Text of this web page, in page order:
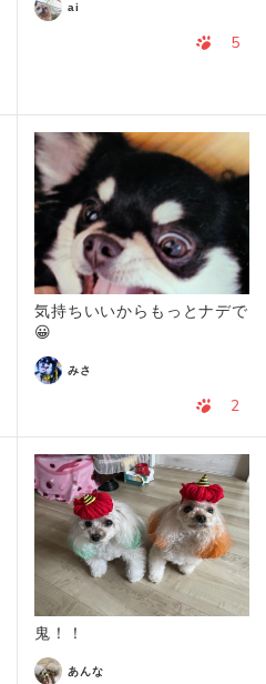
ai
5
気持ちいいからもっとナデで
😀
みさ
2
鬼！！
あんな